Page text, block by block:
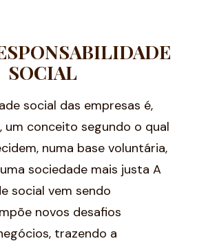
SOCIAL
social das empresas é,
um conceito segundo o qual
numa base voluntária,
sociedade mais justa A
social vem sendo
novos desafios
trazendo a